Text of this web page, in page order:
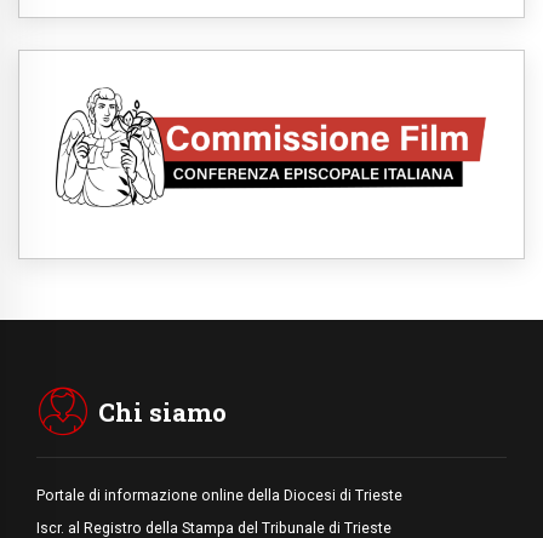
SIGNIS 2026, dare voce alle religiose
Honduras, gli sfollati invisibili di una crisi
dimenticata
07.08.2026
Italia, Antigone: carceri al limite della
Parolin conclude il viaggio in Messico: "La
Chi siamo
Portale di informazione online della Diocesi di Trieste
Iscr. al Registro della Stampa del Tribunale di Trieste